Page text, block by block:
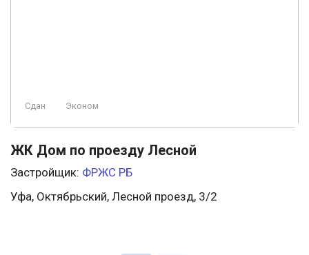
Сдан Эконом
ЖК Дом по проезду Лесной
Застройщик: ФРЖС РБ
Уфа, Октябрьский, Лесной проезд, 3/2